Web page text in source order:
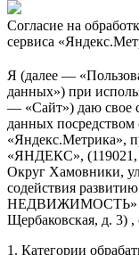
Согласие на
сервиса
Я (далее —
данных») при
— «Сайт») даю свое
данных посредством
«Яндекс.Метрика»,
«ЯНДЕКС», (119021,
Округ Хамовники,
содействия
НЕДВИЖИМОСТЬ»
Щербаковская, д. 3)
1. Категории